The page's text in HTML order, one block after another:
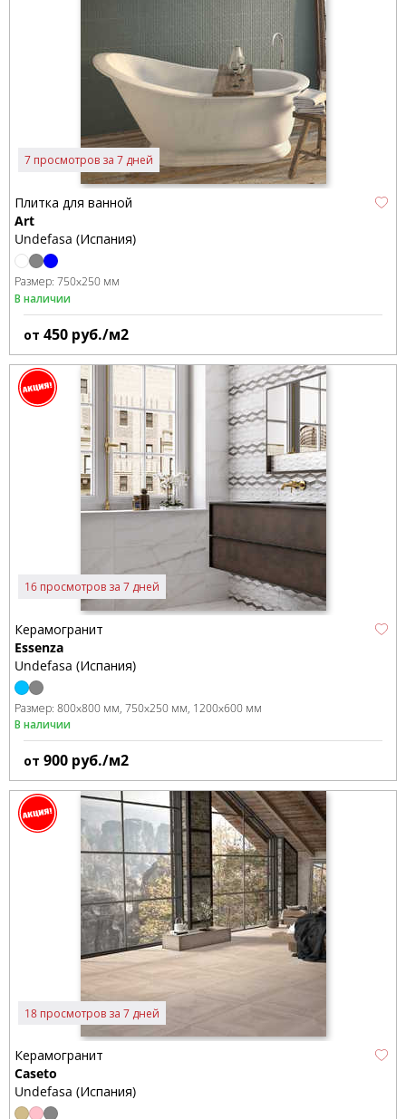
7 просмотров за 7 дней
Плитка для ванной
Art
Undefasa (Испания)
Размер: 750x250 мм
В наличии
от 450 руб./м2
16 просмотров за 7 дней
Керамогранит
Essenza
Undefasa (Испания)
Размер: 800x800 мм 750x250 мм 1200x600 мм
В наличии
от 900 руб./м2
18 просмотров за 7 дней
Керамогранит
Caseto
Undefasa (Испания)